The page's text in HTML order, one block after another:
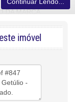
DA MARCA
GÁS, O QUE
CORRIDA,
EM
imóvel